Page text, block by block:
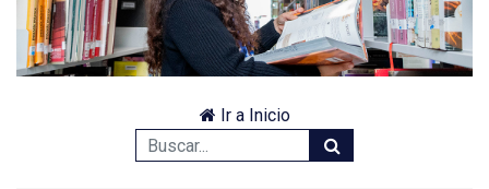
Ir a Inicio